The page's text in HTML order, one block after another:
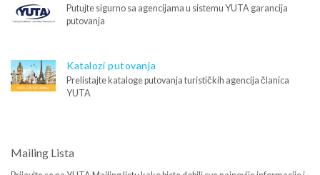
Putujte sigurno sa agencijama u sistemu YUTA garancija
putovanja
Katalozi putovanja
Prelistajte kataloge putovanja turističkih agencija članica
YUTA
Mailing Lista